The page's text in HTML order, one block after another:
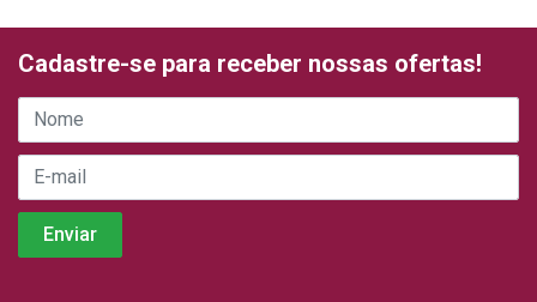
Cadastre-se para receber nossas ofertas!